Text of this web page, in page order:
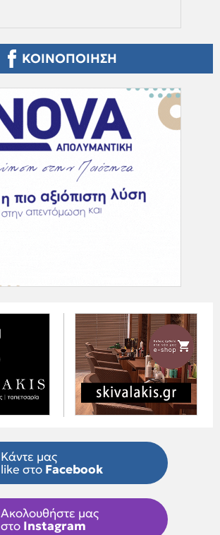
ΚΟΙΝΟΠΟΙΗΣΗ
Κάντε μας
like στο Facebook
Ακολουθήστε μας
στο Instagram